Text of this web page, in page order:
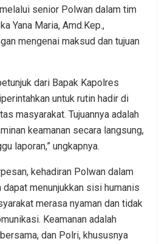
senior Polwan dalam tim
Yana Maria, Amd.Kep.,
mengenai maksud dan tujuan
dari Bapak Kapolres
untuk rutin hadir di
masyarakat. Tujuannya adalah
keamanan secara langsung,
laporan,” ungkapnya.
kehadiran Polwan dalam
menunjukkan sisi humanis
merasa nyaman dan tidak
Keamanan adalah
dan Polri, khususnya